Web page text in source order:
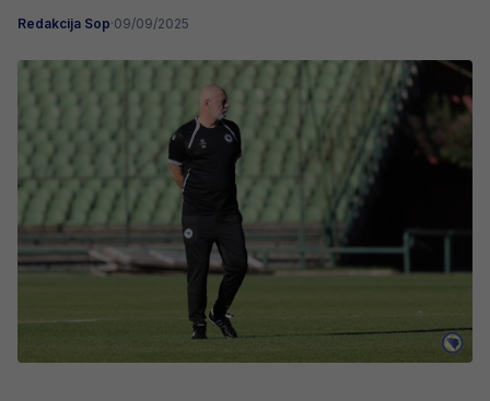
Redakcija Sop·09/09/2025